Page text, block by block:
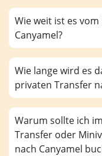
Wie weit ist es
Canyamel?
Wie lange wird es
privaten Transfer
Warum sollte ich
Transfer oder
nach Canyamel